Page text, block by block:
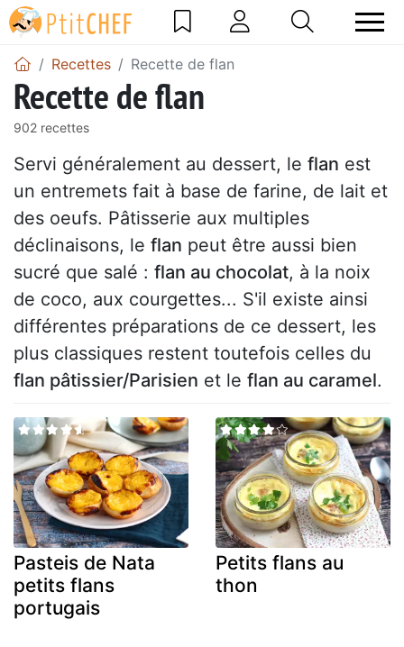
Recettes Recette de flan
Recette de flan
902 recettes
Servi généralement au dessert, le flan est
un entremets fait à base de farine, de lait et
des oeufs. Pâtisserie aux multiples
déclinaisons, le flan peut être aussi bien
sucré que salé : flan au chocolat, à la noix
de coco, aux courgettes... S'il existe ainsi
différentes préparations de ce dessert, les
plus classiques restent toutefois celles du
flan pâtissier/Parisien et le flan au caramel.
Pasteis de Nata
petits flans
portugais
Petits flans au
thon